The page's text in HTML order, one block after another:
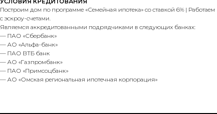
Построим дом по программе «Семейная ипотека» со ставкой 6% | Работаем
с эскроу-счетами.
Являемся аккредитованными подрядчиками в следующих банках:
— ПАО «Сбербанк»
— АО «Альфа-банк»
— ПАО ВТБ банк
— АО «Газпромбанк»
— ПАО «Примсоцбанк»
— АО «Омская региональная ипотечная корпорация»